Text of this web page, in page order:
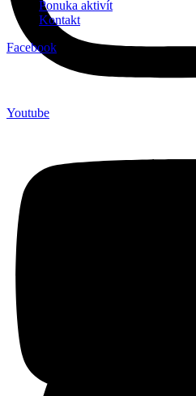
Youtube
Ponuka aktivít
Kontakt
Facebook